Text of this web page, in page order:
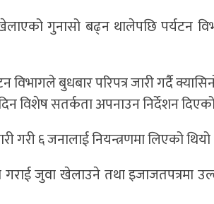
गुनासो बढ्न थालेपछि पर्यटन
विभागले बुधबार परिपत्र जारी गर्दै
विशेष सतर्कता अपनाउन निर्देशन
गरी ६ जनालाई नियन्त्रणमा लिएको थियो
गराई जुवा खेलाउने तथा